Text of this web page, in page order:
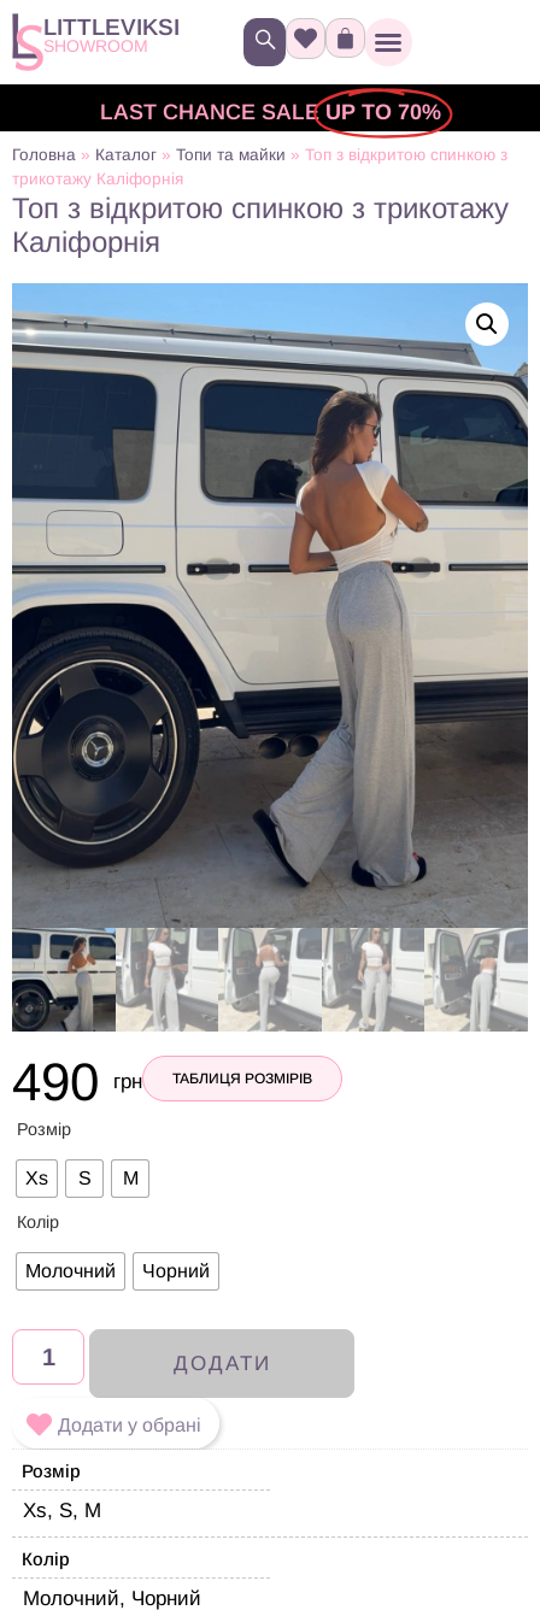
LITTLEVIKSI
SHOWROOM
LAST CHANCE SALE UP TO 70%
Головна » Каталог » Топи та майки » Топ з відкритою спинкою з
трикотажу Каліфорнія
Топ з відкритою спинкою з трикотажу
Каліфорнія
490 грн ТАБЛИЦЯ РОЗМІРІВ
Розмір
Xs S M
Колір
Молочний Чорний
ДОДАТИ
Додати у обрані
Розмір
Xs, S, M
Колір
Молочний, Чорний